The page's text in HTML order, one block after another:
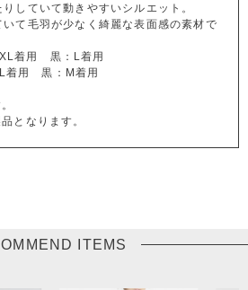
していて動きやすいシルエット。
て毛羽が少なく綺麗な表面感の素材で
着用 黒：L着用
着用 黒：M着用
となります。
ITEMS